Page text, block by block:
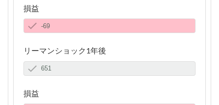
損益
リーマンショック1年後
損益